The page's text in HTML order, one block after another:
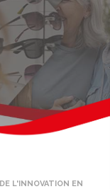
L'INNOVATION EN